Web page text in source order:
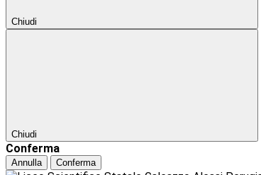
Chiudi
Chiudi
Conferma
Annulla Conferma